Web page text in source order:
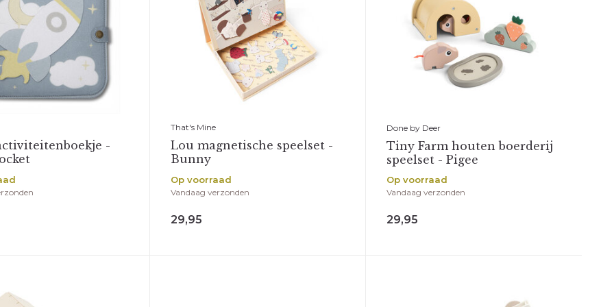
-
That's Mine
Lou magnetische speelset -
Bunny
Op voorraad
Vandaag verzonden
29,95
Done by Deer
Tiny Farm houten boerderij
speelset - Pigee
Op voorraad
Vandaag verzonden
29,95